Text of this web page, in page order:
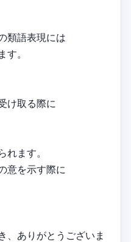
類語表現には
す。
け取る際に
れます。
意を示す際に
、ありがとうございま